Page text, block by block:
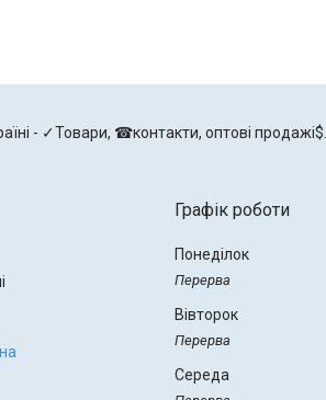
- ✓Товари, ☎контакти, оптові
Графік роботи
Понеділок
Вівторок
Середа